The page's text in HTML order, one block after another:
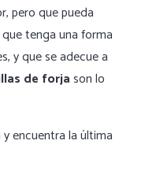
pero que pueda
tenga una forma
y que se adecue a
de forjason lo
encuentra la última